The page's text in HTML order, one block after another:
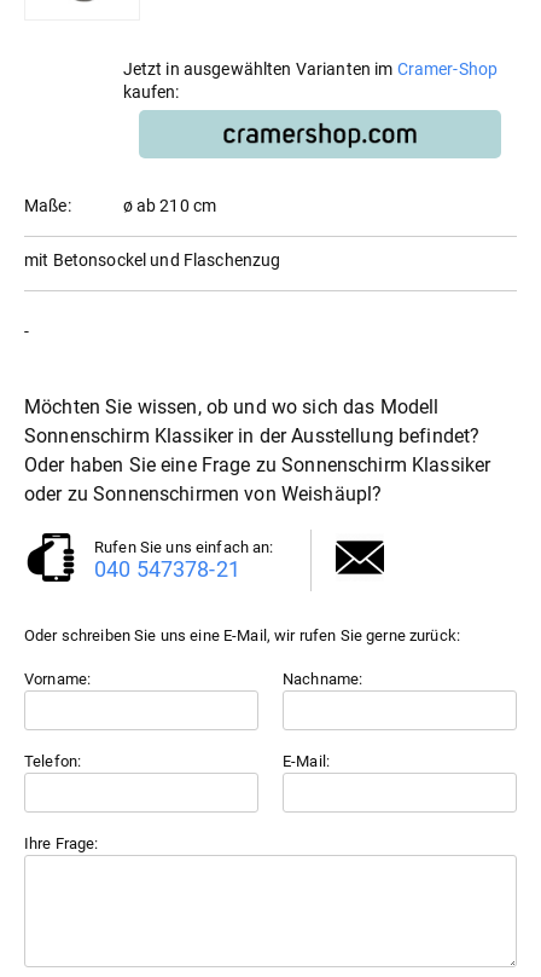
Jetzt in ausgewählten Varianten im Cramer-Shop
kaufen:
Maße: ø ab 210 cm
mit Betonsockel und Flaschenzug
-
Möchten Sie wissen, ob und wo sich das Modell
Sonnenschirm Klassiker in der Ausstellung befindet?
Oder haben Sie eine Frage zu Sonnenschirm Klassiker
oder zuSonnenschirme von Weishäupl?
Rufen Sie uns einfach an:
040 547378-21
Oder schreiben Sie uns eine E-Mail, wir rufen Sie gerne zurück:
Vorname: Nachname:
Telefon: E-Mail:
Ihre Frage: